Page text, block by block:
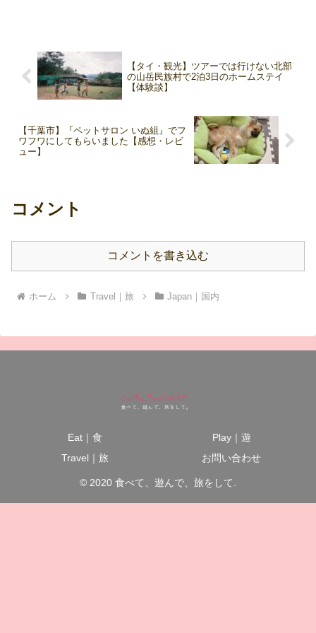
【タイ・観光】ツアーでは行けない北部
の山岳民族村で2泊3日のホームステイ
【体験談】
【千葉市】『ペットサロン いぬ組』でフ
ワフワにしてもらいました【感想・レビ
ュー】
コメント
コメントを書き込む
ホーム Travel｜旅 Japan｜国内
Eat｜食
Play｜遊
Travel｜旅
お問い合わせ
© 2020 食べて、遊んで、旅をして.